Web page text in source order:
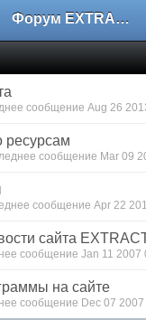
Форум EXTRACTOR.ru
сообщение Aug 26
ресурсам
сообщение Mar 09
сообщение Apr 22
сайта
сообщение Jan 11 2007
на сайте
сообщение Dec 07 2007